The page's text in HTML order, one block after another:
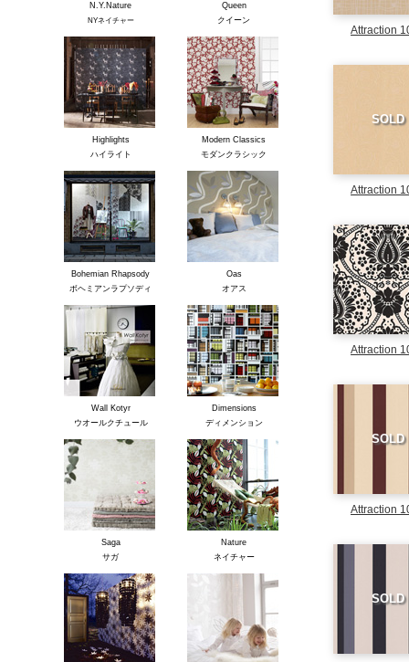
Attraction
SOLD
Attraction
Attraction
SOLD
Attraction
SOLD
N.Y.Nature
NYネイチャー
Queen
クイーン
Highlights
ハイライト
Modern Classics
モダンクラシック
Bohemian Rhapsody
ボヘミアンラプソディ
Oas
オアス
Wall Kotyr
ウオールクチュール
Dimensions
ディメンション
Saga
サガ
Nature
ネイチャー